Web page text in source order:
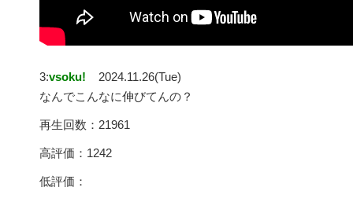
3:vsoku!
2024.11.26(Tue)
なんでこんなに伸びてんの？
再生回数：21961
高評価：1242
低評価：